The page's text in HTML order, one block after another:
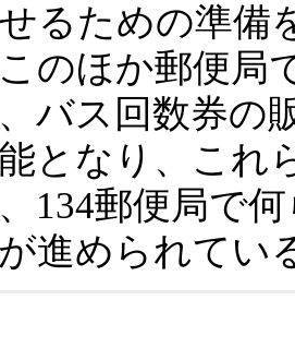
るための準備
のほか郵便局
バス回数券の
となり、これ
134郵便局で
進められてい